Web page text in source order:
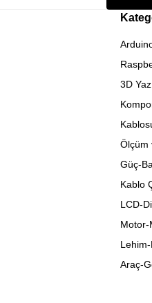
3D
Ölçüm
Güç-
Kablo
LCD-
Motor-
Araç-